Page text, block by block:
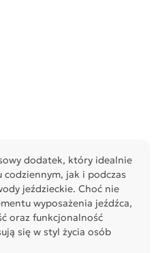
dodatek, który idealnie
codziennym, jak i podczas
jeździeckie. Choć nie
wyposażenia jeźdźca,
oraz funkcjonalność
się w styl życia osób